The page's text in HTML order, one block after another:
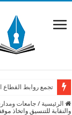
تجمع روابط القطاع
آن الأوان لإقرار ملف
الرئيسية / جامعات
والنقابة للتنسيق واتخاذ